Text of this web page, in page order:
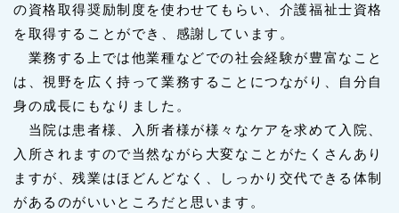
の資格取得奨励制度を使わせてもらい、介護福祉士資格
を取得することができ、感謝しています。
業務する上では他業種などでの社会経験が豊富なこと
は、視野を広く持って業務することにつながり、自分自
身の成長にもなりました。
当院は患者様、入所者様が様々なケアを求めて入院、
入所されますので当然ながら大変なことがたくさんあり
ますが、残業はほどんどなく、しっかり交代できる体制
があるのがいいところだと思います。